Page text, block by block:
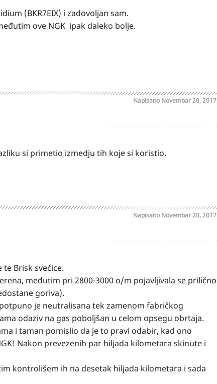
(BKR7EIX) i zadovoljan sam.
ove NGK ipak daleko bolje.
Napisano Novembar 20, 2017
si primetio izmedju tih koje si koristio.
Napisano Novembar 20, 2017
Brisk svećice.
međutim pri 2800-3000 o/m pojavljivala se prilično
goriva).
je neutralisana tek zamenom fabričkog
odaziv na gas poboljšan u celom opsegu obrtaja.
i taman pomislio da je to pravi odabir, kad ono
Nakon prevezenih par hiljada kilometara skinute i
kontrolišem ih na desetak hiljada kilometara i sada